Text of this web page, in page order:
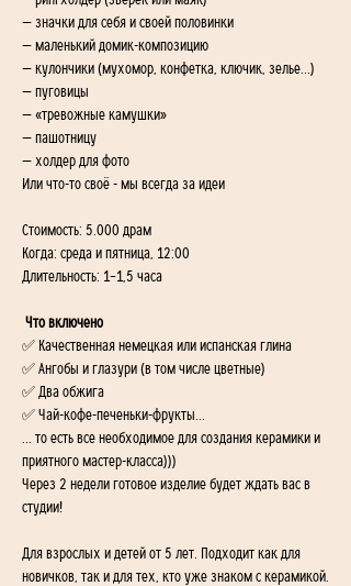
— значки для себя и своей половинки
— маленький домик-композицию
— кулончики (мухомор, конфетка, ключик, зелье…)
— пуговицы
— «тревожные камушки»
— пашотницу
— холдер для фото
Или что-то своё - мы всегда за идеи
Стоимость: 5.000 драм
Когда: среда и пятница, 12:00
Длительность: 1–1,5 часа
Что включено
✅ Качественная немецкая или испанская глина
✅ Ангобы и глазури (в том числе цветные)
✅ Два обжига
✅ Чай-кофе-печеньки-фрукты...
... то есть все необходимое для создания керамики и
приятного мастер-класса)))
Через 2 недели готовое изделие будет ждать вас в
студии!
Для взрослых и детей от 5 лет. Подходит как для
новичков, так и для тех, кто уже знаком с керамикой.